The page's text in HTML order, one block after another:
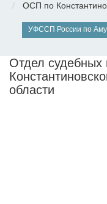
ОСП по
УФССП России по
Отдел судебных
области